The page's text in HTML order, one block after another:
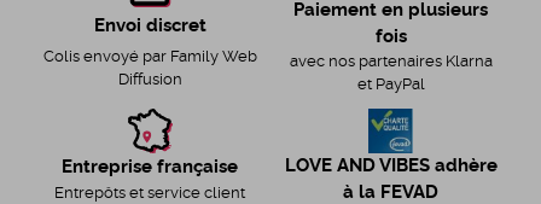
Envoi discret
Colis envoyé par Family Web
Diffusion
Paiement en plusieurs
fois
avec nos partenaires Klarna
et PayPal
Entreprise française
Entrepôts et service client
LOVE AND VIBES adhère
à la FEVAD